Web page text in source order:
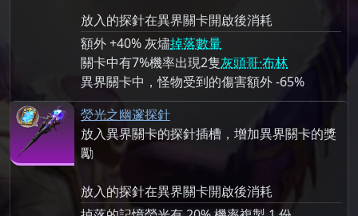
放入的探針在異界關卡開啟後消耗
額外 +40% 灰燼掉落數量
關卡中有7%機率出現2隻灰頭哥·布林
異界關卡中，怪物受到的傷害額外 -65%
熒光之幽邃探針
放入異界關卡的探針插槽，增加異界關卡的獎
勵
放入的探針在異界關卡開啟後消耗